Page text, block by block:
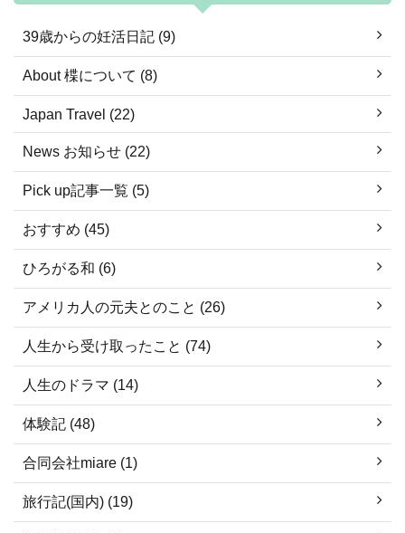
39歳からの妊活日記 (9)
About 楪について (8)
Japan Travel (22)
News お知らせ (22)
Pick up記事一覧 (5)
おすすめ (45)
ひろがる和 (6)
アメリカ人の元夫とのこと (26)
人生から受け取ったこと (74)
人生のドラマ (14)
体験記 (48)
合同会社miare (1)
旅行記(国内) (19)